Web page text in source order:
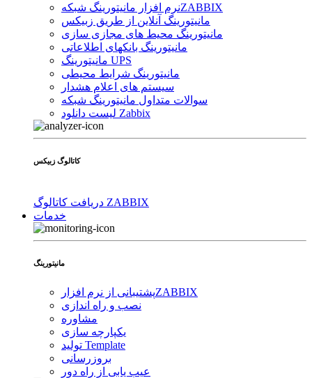
نرم افزار مانیتورینگ شبکهZABBIX
مانیتورینگ آنلاین از طریق زبیکس
مانیتورینگ محیط های مجازی سازی
مانیتورینگ بانکهای اطلاعاتی
مانیتورینگ UPS
مانیتورینگ شرایط محیطی
سیستم های اعلام هشدار
سوالات متداول مانیتورینگ شبکه
لیست دانلود Zabbix
کاتالوگ زبیکس
دریافت کاتالوگ ZABBIX
خدمات
مانیتورینگ
پشتیبانی از نرم افزارZABBIX
نصب و راه اندازی
مشاوره
یکپارچه سازی
تولید Template
بروزرسانی
عیب یابی از راه دور